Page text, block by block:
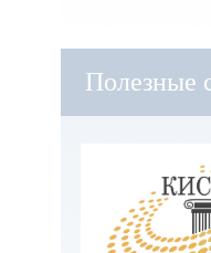
Полезные